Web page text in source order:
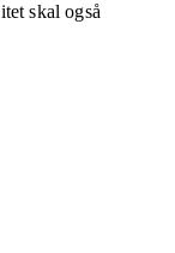
skal også